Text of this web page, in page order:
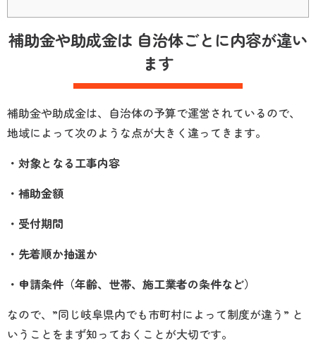
補助金や助成金は 自治体ごとに内容が違い
ます
補助金や助成金は、自治体の予算で運営されているので、
地域によって次のような点が大きく違ってきます。
・対象となる工事内容
・補助金額
・受付期間
・先着順か抽選か
・申請条件（年齢、世帯、施工業者の条件など）
なので、”同じ岐阜県内でも市町村によって制度が違う” と
いうことをまず知っておくことが大切です。